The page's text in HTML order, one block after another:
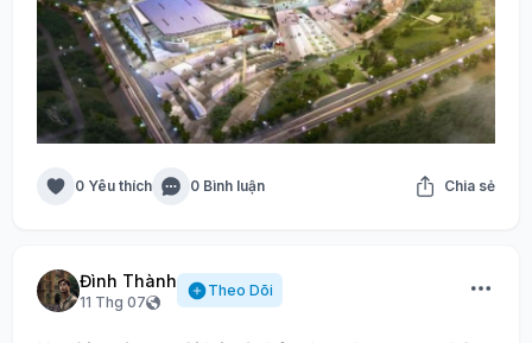
0 Yêu thích 0 Bình luận Chia sẻ
Đình Thành
11 Thg 07
Theo Dõi